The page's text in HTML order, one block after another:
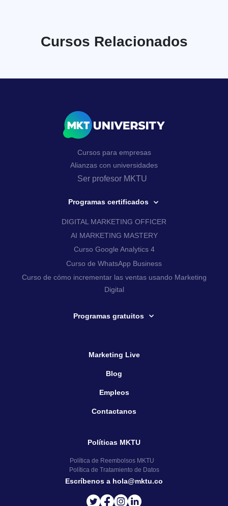
Cursos Relacionados
Cursos para empresas
Alianzas con universidades
Ser profesor MKTU
Programas certificados
DIGITAL MARKETING OFFICER
AI MARKETING MASTERY
Curso Google Analytics 4
Curso de WhatsApp Business
Curso de cómo incrementar las ventas usando Marketing
Digital
Programas gratuitos
Marketing Live
Blog
Empleos
Contactanos
Políticas MKTU
Política de Reembolsos MKTU
Política de Tratamiento de Datos
Escríbenos a hola@mktu.co